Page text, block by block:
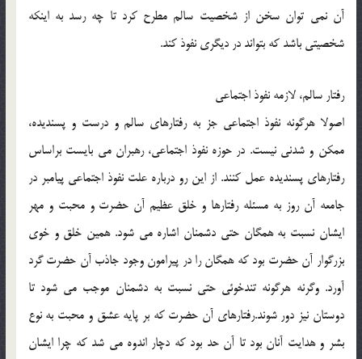
آن نمي توان سخن از شخصيت سالم مطرح كرد تا چه رسد به اينكه
شخصيتي باشد كه بتواند در ديگري نفوذ كند.
رفتار سالم، لازمه نفوذ اجتماعي
اصولا هرگونه نفوذ اجتماعي جز به رفتارهاي سالم و درست و پسنديده،
ممكن و شدني نيست. در حوزه نفوذ اجتماعي، رهبران مي بايست براساس
رفتارهاي پسنديده عمل كنند. از اين رو درباره علت نفوذ اجتماعي پيامبر در
جامعه آن روز به مسئله رفتارها و خلق عظيم آن حضرت و محبت و مهر
ايشان نسبت به همگان حتي دشمنان اشاره مي شود. همين خلق و خوي
بزرگوار آن حضرت بود كه همگان را در پيرامون وجود جاذب آن حضرت گرد
آورد. وگرنه هرگونه تندخوئي حتي نسبت به دشمنان موجب مي شود تا
دوستان نيز دور شوند.رفتارهاي آن حضرت كه بر پايه عشق و محبت به نوع
بشر و هدايت آنان بود تا آن حد بود كه دچار اندوه مي شد كه چرا ايشان